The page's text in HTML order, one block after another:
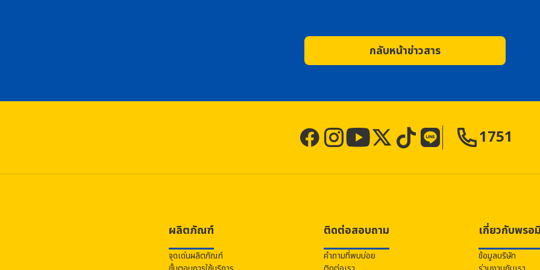
กลับหน้าข่าวสาร
1751
ผลิตภัณฑ์
จุดเด่นผลิตภัณฑ์
ติดต่อสอบถาม
คำถามที่พบบ่อย
เกี่ยวกับพรอ
ข้อมูลบริษัท